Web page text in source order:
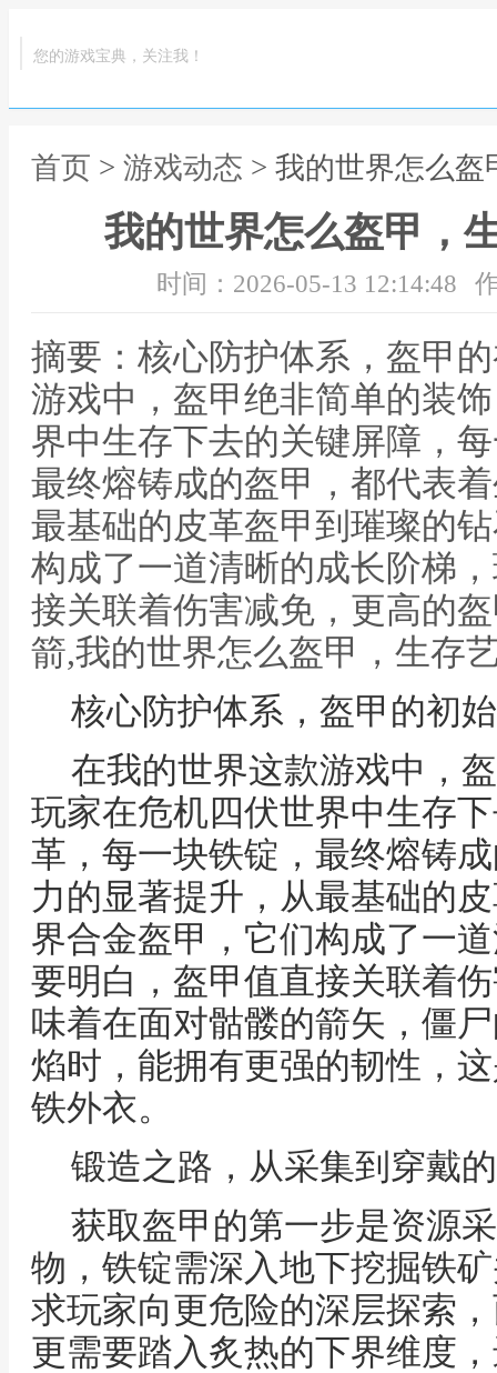
您的游戏宝典，关注我！
首页 > 游戏动态 > 我的世界怎么
我的世界怎么盔甲，
时间：2026-05-13 12:14:48
摘要：核心防护体系，盔甲
游戏中，盔甲绝非简单的装
界中生存下去的关键屏障，
最终熔铸成的盔甲，都代表
最基础的皮革盔甲到璀璨的
构成了一道清晰的成长阶梯
接关联着伤害减免，更高的
箭,我的世界怎么盔甲，生存
核心防护体系，盔甲的初
在我的世界这款游戏中，
玩家在危机四伏世界中生存
革，每一块铁锭，最终熔铸
力的显著提升，从最基础的
界合金盔甲，它们构成了一
要明白，盔甲值直接关联着
味着在面对骷髅的箭矢，僵
焰时，能拥有更强的韧性，
铁外衣。
锻造之路，从采集到穿戴
获取盔甲的第一步是资源
物，铁锭需深入地下挖掘铁
求玩家向更危险的深层探索
更需要踏入炙热的下界维度